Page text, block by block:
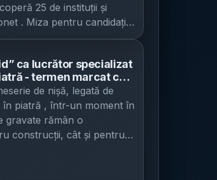
25 de instituții și
. Miza pentru candidați
leagă tot mai mult
permanente
terenurilor, procesare)
Publicația
este între „tehnologie” și
automatizării în zona
artificială este aplicată
de la recunoașterea
ca lucrător specializat
- termen marcat ca
din 19 iulie 2026
de nișă, legată de
piatră , într-un moment în
gravate rămân o
construcții, cât și pentru